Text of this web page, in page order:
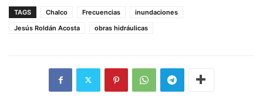
TAGS Chalco Frecuencias
inundaciones
Jesús Roldán Acosta
obras hidráulicas